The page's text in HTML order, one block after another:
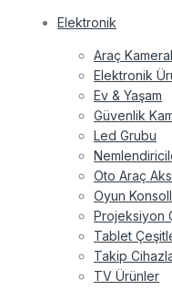
Elektronik
Araç
Elektronik
Ev & Yaşam
Güvenlik
Led Grubu
Oto Araç
Oyun
Projeksiyon
Tablet
Takip
TV Ürünler